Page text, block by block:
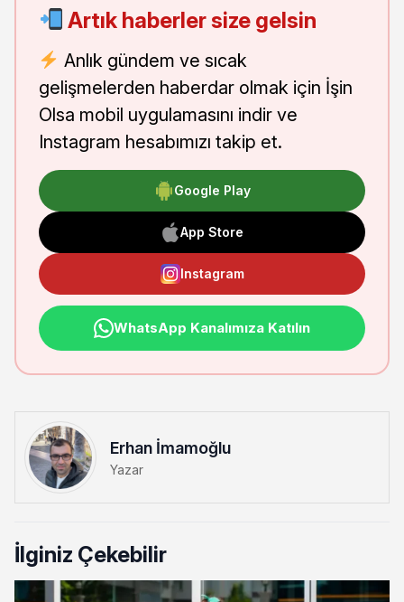
Artık haberler size gelsin
Anlık gündem ve sıcak
gelişmelerden haberdar olmak için İşin
Olsa mobil uygulamasını indir ve
Instagram hesabımızı takip et.
Google Play
App Store
Instagram
WhatsApp Kanalımıza Katılın
Erhan İmamoğlu
Yazar
İlginiz Çekebilir